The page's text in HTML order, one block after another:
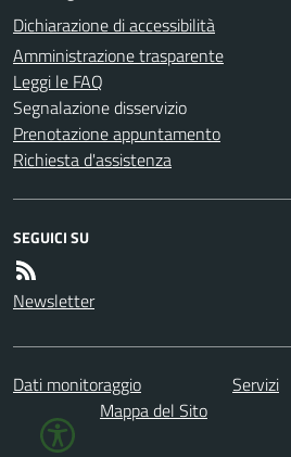
Dichiarazione di accessibilità
Amministrazione trasparente
Leggi le FAQ
Segnalazione disservizio
Prenotazione appuntamento
Richiesta d'assistenza
SEGUICI SU
Newsletter
Dati monitoraggio Servizi
Mappa del Sito